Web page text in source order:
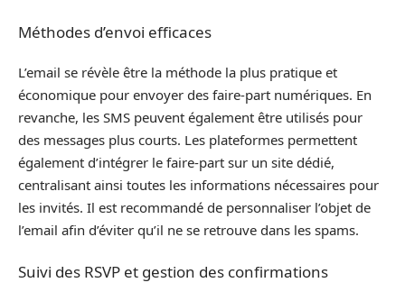
Méthodes d’envoi efficaces
L’email se révèle être la méthode la plus pratique et
économique pour envoyer des faire-part numériques. En
revanche, les SMS peuvent également être utilisés pour
des messages plus courts. Les plateformes permettent
également d’intégrer le faire-part sur un site dédié,
centralisant ainsi toutes les informations nécessaires pour
les invités. Il est recommandé de personnaliser l’objet de
l’email afin d’éviter qu’il ne se retrouve dans les spams.
Suivi des RSVP et gestion des confirmations